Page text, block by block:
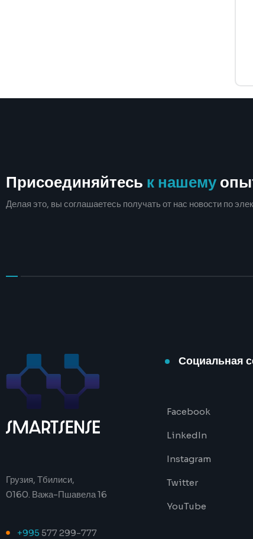
Присоединяйтесь к нашему
Делая это, вы соглашаетесь получать от нас новости по
Грузия, Тбилиси,
0160. Важа-Пшавела 16
+995 577 299-777
Социальная
Facebook
LinkedIn
Instagram
Twitter
YouTube